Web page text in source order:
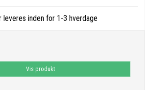
leveres inden for 1-3 hverdage
Vis produkt